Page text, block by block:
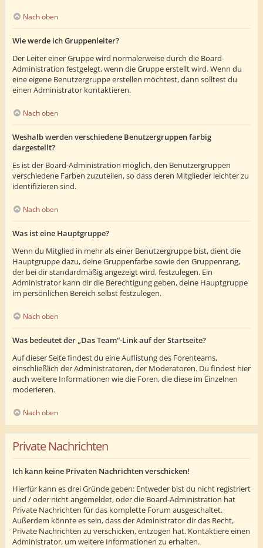
Nach oben
Wie werde ich Gruppenleiter?
Der Leiter einer Gruppe wird normalerweise durch die Board-
Administration festgelegt, wenn die Gruppe erstellt wird. Wenn du
eine eigene Benutzergruppe erstellen möchtest, dann solltest du
einen Administrator kontaktieren.
Nach oben
Weshalb werden verschiedene Benutzergruppen farbig
dargestellt?
Es ist der Board-Administration möglich, den Benutzergruppen
verschiedene Farben zuzuteilen, so dass deren Mitglieder leichter zu
identifizieren sind.
Nach oben
Was ist eine Hauptgruppe?
Wenn du Mitglied in mehr als einer Benutzergruppe bist, dient die
Hauptgruppe dazu, deine Gruppenfarbe sowie den Gruppenrang,
der bei dir standardmäßig angezeigt wird, festzulegen. Ein
Administrator kann dir die Berechtigung geben, deine Hauptgruppe
im persönlichen Bereich selbst festzulegen.
Nach oben
Was bedeutet der „Das Team“-Link auf der Startseite?
Auf dieser Seite findest du eine Auflistung des Forenteams,
einschließlich der Administratoren, der Moderatoren. Du findest hier
auch weitere Informationen wie die Foren, die diese im Einzelnen
moderieren.
Nach oben
Private Nachrichten
Ich kann keine Privaten Nachrichten verschicken!
Hierfür kann es drei Gründe geben: Entweder bist du nicht registriert
und / oder nicht angemeldet, oder die Board-Administration hat
Private Nachrichten für das komplette Forum ausgeschaltet.
Außerdem könnte es sein, dass der Administrator dir das Recht,
Private Nachrichten zu verschicken, entzogen hat. Kontaktiere einen
Administrator, um weitere Informationen zu erhalten.